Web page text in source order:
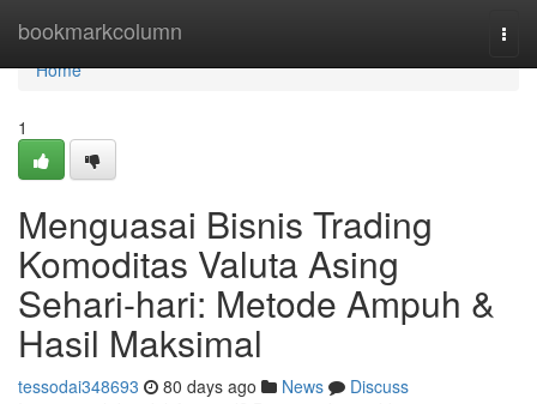
bookmarkcolumn
Home
Home
1
Menguasai Bisnis Trading
Komoditas Valuta Asing
Sehari-hari: Metode Ampuh &
Hasil Maksimal
tessodai348693 80 days ago News
Discuss